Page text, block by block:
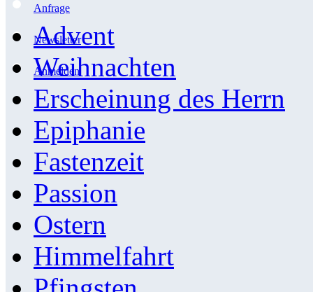
Anfrage
Newsletter
Anmelden
Advent
Weihnachten
Erscheinung des Herrn
Epiphanie
Fastenzeit
Passion
Ostern
Himmelfahrt